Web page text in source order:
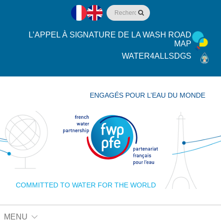
L’APPEL À SIGNATURE DE LA WASH ROAD
MAP
WATER4ALLSDGS
COMMITTED TO WATER FOR THE WORLD
ENGAGÉS POUR L’EAU DU MONDE
MENU